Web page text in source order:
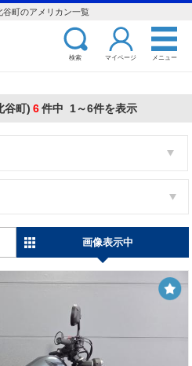
町のアメリカン一覧
検索 マイページ メニュー
谷町) 6件中 1～6件を表示
画像表示中